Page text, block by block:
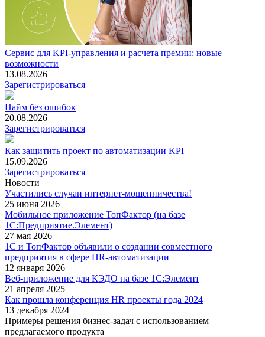
Сервис для KPI-управления и расчета премии: новые
возможности
13.08.2026
Зарегистрироваться
Найм без ошибок
20.08.2026
Зарегистрироваться
Как защитить проект по автоматизации KPI
15.09.2026
Зарегистрироваться
Новости
Участились случаи интернет-мошенничества!
25 июня 2026
Мобильное приложение ТопФактор (на базе
1С:Предприятие.Элемент)
27 мая 2026
1С и ТопФактор объявили о создании совместного
предприятия в сфере HR-автоматизации
12 января 2026
Веб-приложение для КЭДО на базе 1С:Элемент
21 апреля 2025
Как прошла конференция HR проекты года 2024
13 декабря 2024
Примеры решения бизнес-задач с использованием
предлагаемого продукта